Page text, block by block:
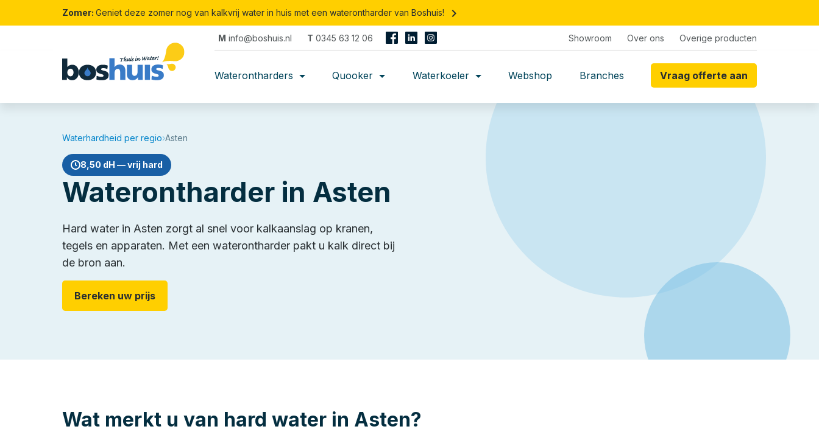
Zomer: Geniet deze zomer nog van kalkvrij water in huis met een waterontharder van Boshuis! keyboard_arrow_right
M info@boshuis.nl T 0345 63 12 06 Showroom Over ons Overige producten
Waterontharders Quooker Waterkoeler Webshop Branches Vraag offerte aan
Waterhardheid per regio›Asten
8,50 dH — vrij hard
Waterontharder in Asten
Hard water in Asten zorgt al snel voor kalkaanslag op kranen,
tegels en apparaten. Met een waterontharder pakt u kalk direct bij
de bron aan.
Bereken uw prijs
Wat merkt u van hard water in Asten?